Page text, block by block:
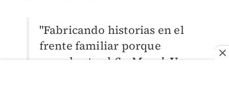
"Fabricando historias en el
frente familiar porque
escuchaste al Sr. Moral. Un